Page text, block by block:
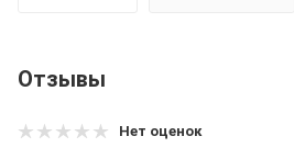
Отзывы
Нет оценок